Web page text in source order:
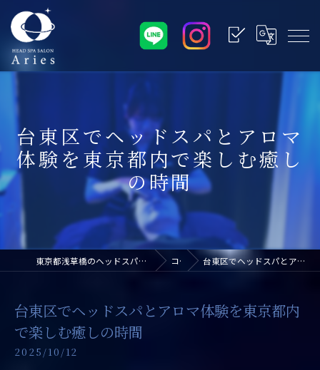
台東区でヘッドスパとアロマ
体験を東京都内で楽しむ癒し
の時間
東京都浅草橋のヘッドスパなら浅草橋ドライヘッドスパ専門店アリエス コラム 台東区でヘッドスパとアロマ体験を東京都内で楽しむ癒しの時間
台東区でヘッドスパとアロマ体験を東京都内
で楽しむ癒しの時間
2025/10/12